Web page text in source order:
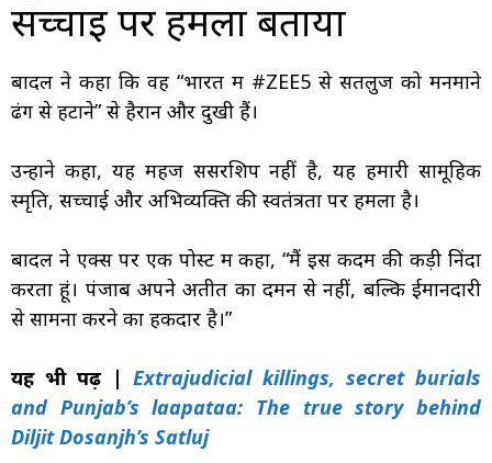
सच्चाई पर हमला बताया
बादल ने कहा कि वह “भारत में #ZEE5 से सतलुज को मनमाने
ढंग से हटाने” से हैरान और दुखी हैं।
उन्होंने कहा, यह महज सेंसरशिप नहीं है, यह हमारी सामूहिक
स्मृति, सच्चाई और अभिव्यक्ति की स्वतंत्रता पर हमला है।
बादल ने एक्स पर एक पोस्ट में कहा, “मैं इस कदम की कड़ी निंदा
करता हूं। पंजाब अपने अतीत का दमन से नहीं, बल्कि ईमानदारी
से सामना करने का हकदार है।”
यह भी पढ़ें |Extrajudicial killings, secret burials
and Punjab’s laapataa: The true story behind
Diljit Dosanjh’s Satluj